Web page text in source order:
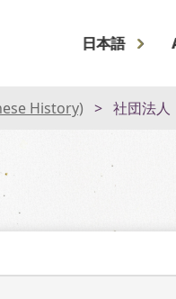
日本語
History) 社団法人 日